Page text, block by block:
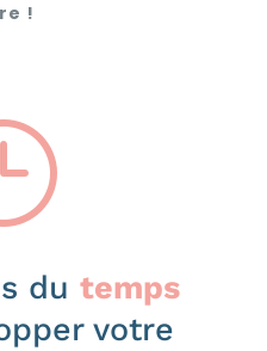
!
du temps
votre